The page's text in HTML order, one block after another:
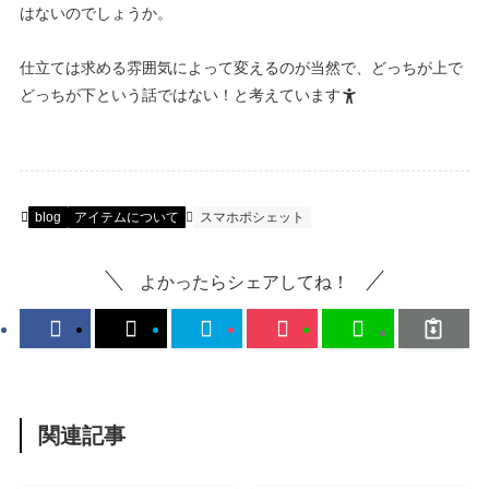
はないのでしょうか。
仕立ては求める雰囲気によって変えるのが当然で、どっちが上で
どっちが下という話ではない！と考えています
blog アイテムについて スマホポシェット
よかったらシェアしてね！
関連記事